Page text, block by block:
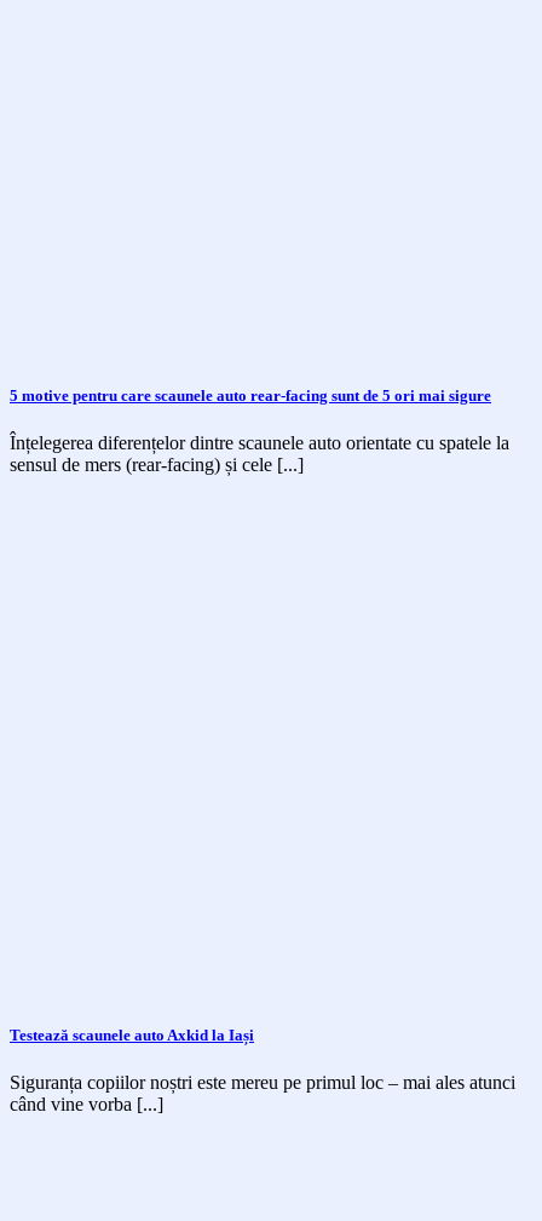
5 motive pentru care scaunele auto rear-facing sunt de 5 ori mai sigure
Înțelegerea diferențelor dintre scaunele auto orientate cu spatele la
sensul de mers (rear-facing) și cele [...]
Testează scaunele auto Axkid la Iași
Siguranța copiilor noștri este mereu pe primul loc – mai ales atunci
când vine vorba [...]